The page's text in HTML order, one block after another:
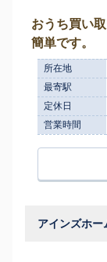
おうち買い
簡単です。
所在地
最寄駅
定休日
営業時間
アインズホ